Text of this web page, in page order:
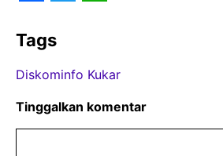
a
c
e
b
o
w
i
t
t
e
a
t
s
A
Tags
Diskominfo Kukar
Tinggalkan komentar